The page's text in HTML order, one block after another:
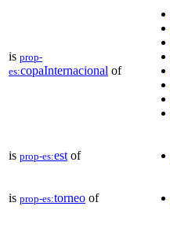
is prop-
es:copaInternacional of
is prop-es:est of
is prop-es:torneo of